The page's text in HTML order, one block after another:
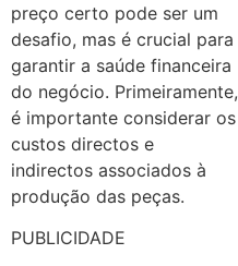
preço certo pode ser um
desafio, mas é crucial para
garantir a saúde financeira
do negócio. Primeiramente,
é importante considerar os
custos directos e
indirectos associados à
produção das peças.
PUBLICIDADE